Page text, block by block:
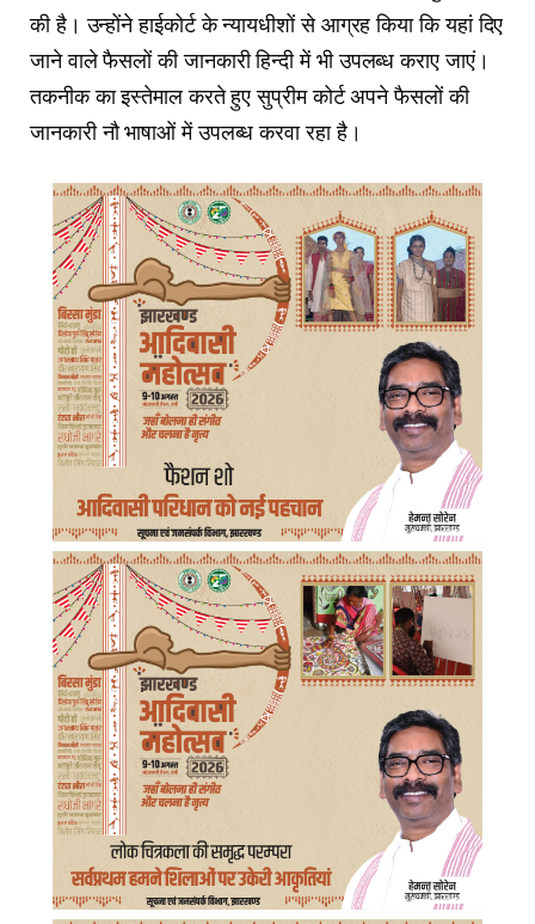
की है। उन्होंने हाईकोर्ट के न्यायधीशों से आग्रह किया कि यहां दिए
जाने वाले फैसलों की जानकारी हिन्दी में भी उपलब्ध कराए जाएं।
तकनीक का इस्तेमाल करते हुए सुप्रीम कोर्ट अपने फैसलों की
जानकारी नौ भाषाओं में उपलब्ध करवा रहा है।